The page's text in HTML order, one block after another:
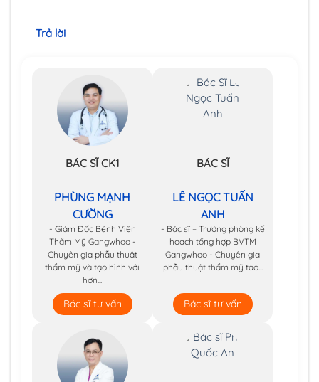
Trả lời
BÁC SĨ CK1
PHÙNG MẠNH
CƯỜNG
- Giám Đốc Bệnh Viện
Thẩm Mỹ Gangwhoo -
Chuyên gia phẫu thuật
thẩm mỹ và tạo hình với
hơn...
Bác sĩ tư vấn
BÁC SĨ
LÊ NGỌC TUẤN
ANH
- Bác sĩ – Trưởng phòng kế
hoạch tổng hợp BVTM
Gangwhoo - Chuyên gia
phẫu thuật thẩm mỹ tạo...
Bác sĩ tư vấn